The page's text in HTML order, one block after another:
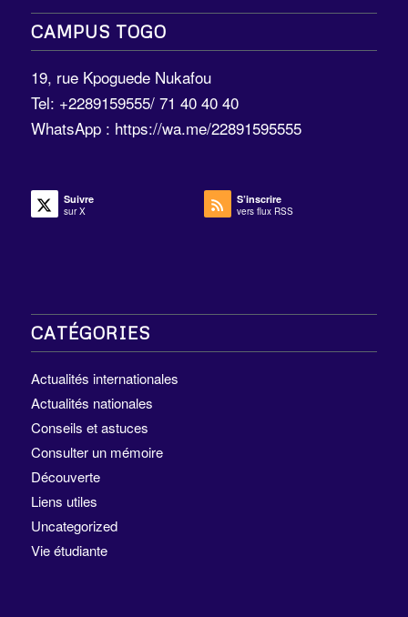
CAMPUS TOGO
19, rue Kpoguede Nukafou
Tel: +2289159555/ 71 40 40 40
WhatsApp : https://wa.me/22891595555
Suivre
sur X
S’inscrire
vers flux RSS
CATÉGORIES
Actualités internationales
Actualités nationales
Conseils et astuces
Consulter un mémoire
Découverte
Liens utiles
Uncategorized
Vie étudiante